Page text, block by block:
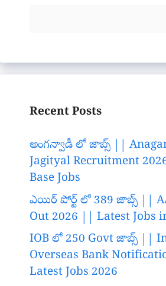
Recent Posts
అంగన్వాడీ లో జాబ్స్ ||
Jagityal Recruitment
Base Jobs
ఎయిర్ పోర్ట్ లో 389 జాబ్స్ ||
Out 2026 || Latest Jobs
IOB లో 250 Govt జాబ్స్ ||
Overseas Bank
Latest Jobs 2026